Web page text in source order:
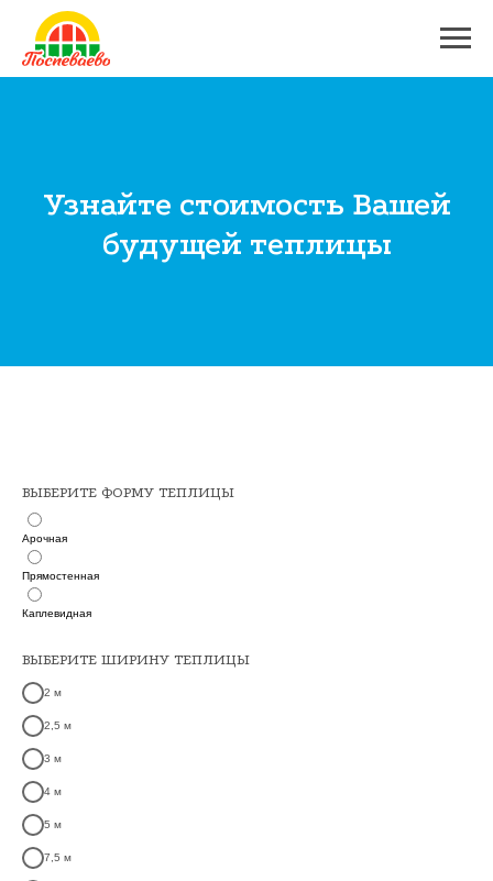
Узнайте стоимость Вашей
будущей теплицы
ВЫБЕРИТЕ ФОРМУ ТЕПЛИЦЫ
Арочная
Прямостенная
Каплевидная
ВЫБЕРИТЕ ШИРИНУ ТЕПЛИЦЫ
2 м
2,5 м
3 м
4 м
5 м
7,5 м